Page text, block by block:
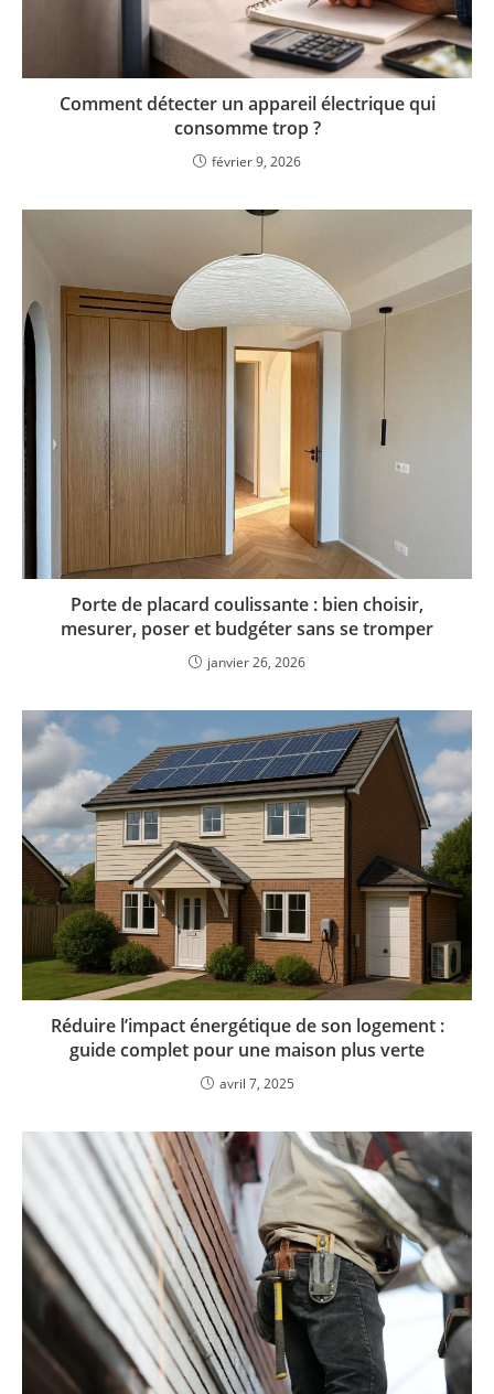
Comment détecter un appareil électrique qui
consomme trop ?
février 9, 2026
Porte de placard coulissante : bien choisir,
mesurer, poser et budgéter sans se tromper
janvier 26, 2026
Réduire l’impact énergétique de son logement :
guide complet pour une maison plus verte
avril 7, 2025